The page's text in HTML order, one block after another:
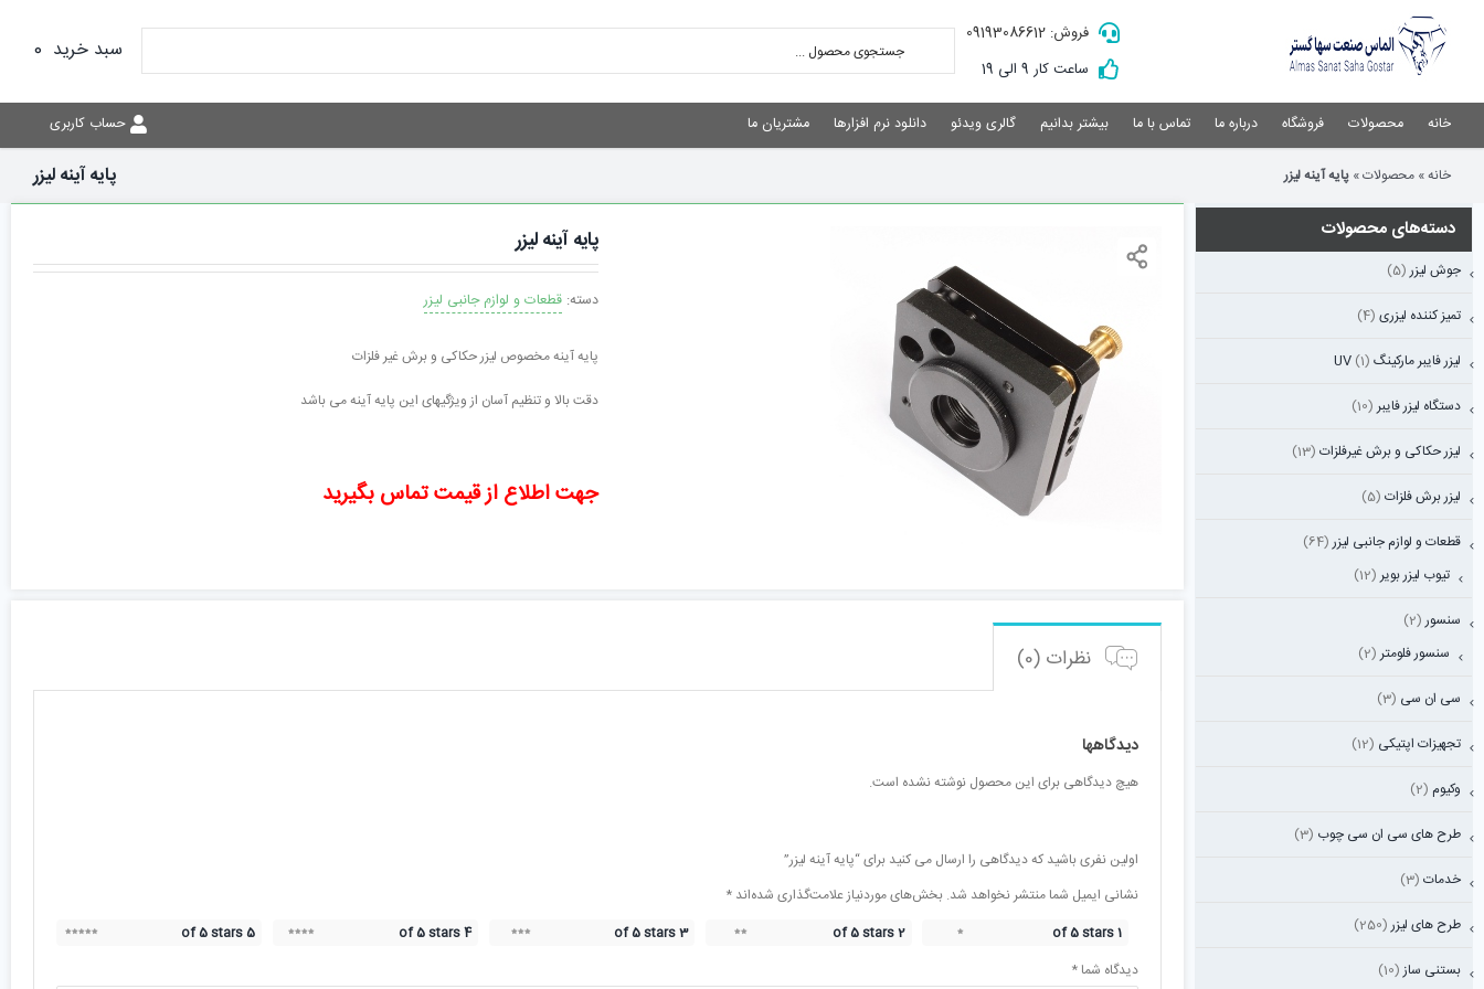
content
فروش: 09193086612
ساعت کار 9 الی 19
سبد خرید 0
خانه محصولات فروشگاه درباره ما تماس با ما بیشتر بدانیم گالری ویدئو دانلود نرم افزارها مشتریان ما حساب کاربری
پایه آینه لیزر خانه» محصولات» پایه آینه لیزر
پایه آینه لیزر
دسته: قطعات و لوازم جانبی لیزر
پایه آینه مخصوص لیزر حکاکی و برش غیر فلزات
دقت بالا و تنظیم آسان از ویژگیهای این پایه آینه می باشد
جهت اطلاع از قیمت تماس بگیرید
نظرات (0)
دیدگاهها
هیچ دیدگاهی برای این محصول نوشته نشده است.
اولین نفری باشید که دیدگاهی را ارسال می کنید برای “پایه آینه لیزر”
نشانی ایمیل شما منتشر نخواهد شد. بخش‌های موردنیاز علامت‌گذاری شده‌اند *
1 of 5 stars
2 of 5 stars
3 of 5 stars
4 of 5 stars
5 of 5 stars
دیدگاه شما *
دسته‌های محصولات
جوش لیزر (5)
تمیز کننده لیزری (4)
لیزر فایبر مارکینگ UV (1)
دستگاه لیزر فایبر (10)
لیزر حکاکی و برش غیرفلزات (13)
لیزر برش فلزات (5)
قطعات و لوازم جانبی لیزر (64)
تیوب لیزر بویر (12)
سنسور (2)
سنسور فلومتر (2)
سی ان سی (3)
تجهیزات اپتیکی (12)
وکیوم (2)
طرح های سی ان سی چوب (3)
خدمات (3)
طرح های لیزر (250)
بستنی ساز (10)